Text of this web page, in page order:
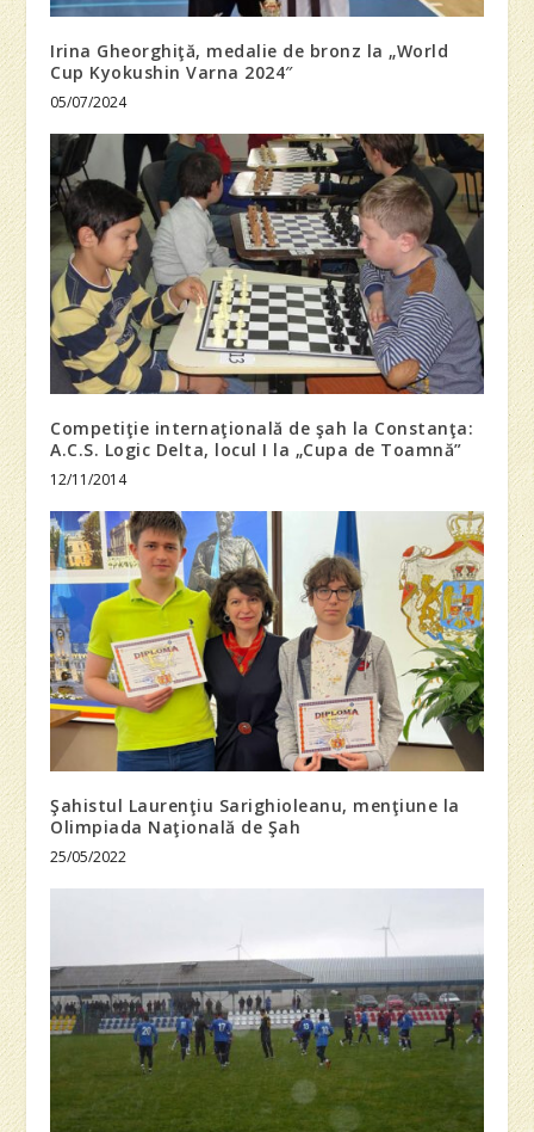
Irina Gheorghiţă, medalie de bronz la „World
Cup Kyokushin Varna 2024″
05/07/2024
Competiţie internaţională de şah la Constanţa:
A.C.S. Logic Delta, locul I la „Cupa de Toamnă”
12/11/2014
Şahistul Laurenţiu Sarighioleanu, menţiune la
Olimpiada Naţională de Şah
25/05/2022